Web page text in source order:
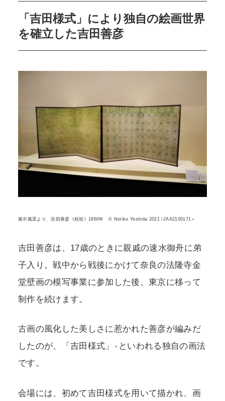
「吉田様式」により独自の絵画世界
を確立した吉田善彦
展示風景より、吉田善彦《桂垣》1960年 © Noriko Yoshida 2021 /JAA2100171＞
吉田善彦は、17歳のときに親戚の速水御舟に弟
子入り。戦中から戦後にかけて奈良の法隆寺金
堂壁画の模写事業に参加した後、東京に移って
制作を続けます。
古画の風化した美しさに惹かれた善彦が編みだ
したのが、「吉田様式」
＊ といわれる独自の画法
です。
会場には、初めて吉田様式を用いて描かれ、画